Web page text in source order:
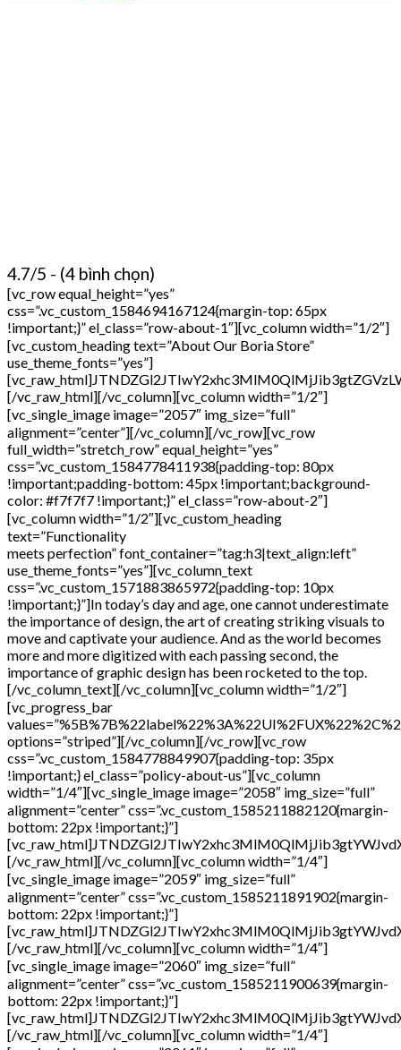
4.7/5 - (4 bình chọn)
[vc_row equal_height=”yes”
css=”.vc_custom_1584694167124{margin-top: 65px
!important;}” el_class=”row-about-1″][vc_column width=”1/2″]
[vc_custom_heading text=”About Our Boria Store”
use_theme_fonts=”yes”]
[/vc_raw_html][/vc_column][vc_column width=”1/2″]
[vc_single_image image=”2057″ img_size=”full”
alignment=”center”][/vc_column][/vc_row][vc_row
full_width=”stretch_row” equal_height=”yes”
css=”.vc_custom_1584778411938{padding-top: 80px
!important;padding-bottom: 45px !important;background-
color: #f7f7f7 !important;}” el_class=”row-about-2″]
[vc_column width=”1/2″][vc_custom_heading
text=”Functionality
meets perfection” font_container=”tag:h3|text_align:left” use_theme_fonts=”yes”][vc_column_text css=”.vc_custom_1571883865972{padding-top: 10px !important;}”]In today’s day and age, one cannot underestimate the importance of design, the art of creating striking visuals to move and captivate your audience. And as the world becomes more and more digitized with each passing second, the importance of graphic design has been rocketed to the top.[/vc_column_text][/vc_column][vc_column width=”1/2″][vc_progress_bar values=”%5B%7B%22label%22%3A%22UI%2FUX%22%2C%22value%22%3A%2275%22%2C%22color%22%3A%22custom%22%2C%22customcolor%22%3A%22%23ff4545%22%2C%22customtxtcolor%22%3A%22%23323232%22%7D%2C%7B%22label%22%3A%22Ideas%22%2C%22value%22%3A%2286%22%2C%22color%22%3A%22custom%22%2C%22customcolor%22%3A%22%23ff4545%22%2C%22customtxtcolor%22%3A%22%23323232%22%7D%2C%7B%22label%22%3A%22Design%22%2C%22value%22%3A%2297%22%2C%22color%22%3A%22custom%22%2C%22customcolor%22%3A%22%23ff4545%22%2C%22customtxtcolor%22%3A%22%23323232%22%7D%5D” options=”striped”][/vc_column][/vc_row][vc_row css=”.vc_custom_1584778849907{padding-top: 35px !important;} el_class=”policy-about-us”][vc_column width=”1/4″][vc_single_image image=”2058″ img_size=”full” alignment=”center” css=”.vc_custom_1585211882120{margin-bottom: 22px !important;}”][vc_raw_html]JTNDZGl2JTIwY2xhc3MlM0QlMjJib3gtYWJvdXQyJTIyJTNFJTBBJTNDaDQlM0VDcmVhdGl2ZSUyMEFsd2F5cyUzQyUyRmg0JTNFJTBBJTNDcCUzRVN0YXklMjBjcmVhdGl2ZSUyMHdpdGglMjBCaWxsZXklMjBhbmQlMjB0aGUlMjBodWdlJTIwY29sbGVjdGlvbiUyMG9mJTIwcHJlbWFkZSUyMGVsZW1lbnRzJTJDJTIwbGF5b3V0cyUyMCUyNiUyMGVmZmVjdHMuJTNDJTJGcCUzRSUwQSUzQyUyRmRpdiUzRQ==[/vc_raw_html][/vc_column][vc_column width=”1/4″][vc_single_image image=”2059″ img_size=”full” alignment=”center” css=”.vc_custom_1585211891902{margin-bottom: 22px !important;}”][vc_raw_html]JTNDZGl2JTIwY2xhc3MlM0QlMjJib3gtYWJvdXQyJTIyJTNFJTBBJTNDaDQlM0VFeHByZXNzJTIwQ3VzdG9taXphdGlvbiUzQyUyRmg0JTNFJTBBJTNDcCUzRUVhc3klMjB0byUyMGluc3RhbGwlMjBhbmQlMjBjb25maWd1cmUlMjB0aGUlMjB0aGVtZSUyMGN1c3RvbWl6YXRpb24lMjBpbiUyMGElMjBmZXclMjBjbGlja3MlMjB3aXRoJTIwQmlsbGV5JTJDJTIwb3VyJTIwY2FyZSUyMGZvciUyMGRldGFpbHMuJTNDJTJGcCUzRSUwQSUzQyUyRmRpdiUzRQ==[/vc_raw_html][/vc_column][vc_column width=”1/4″][vc_single_image image=”2060″ img_size=”full” alignment=”center” css=”.vc_custom_1585211900639{margin-bottom: 22px !important;}”][vc_raw_html]JTNDZGl2JTIwY2xhc3MlM0QlMjJib3gtYWJvdXQyJTIyJTNFJTBBJTNDaDQlM0VQcmVtaXVtJTIwSW50ZWdyYXRpb25zJTNDJTJGaDQlM0UlMEElM0NwJTNFSW50ZWdyYXRlZCUyMHByZW1pdW0lMjBwbHVnaW5zJTIwaW4lMjBCaWxsZXklMjBpcyUyMHRoZSUyMHNlY3JldCUyMHdlYXBvbiUyMGZvciUyMHlvdXIlMjBidXNpbmVzcyUyMHRvJTIwdGhyaXZlLiUzQyUyRnAlM0UlMEElM0MlMkZkaXYlM0U=[/vc_raw_html][/vc_column][vc_column width=”1/4″][vc_single_image image=”2061″ img_size=”full” alignment=”center” css=”.vc_custom_1585211911000{margin-bottom: 22px !important;}”][vc_raw_html]JTNDZGl2JTIwY2xhc3MlM0QlMjJib3gtYWJvdXQyJTIyJTNFJTBBJTNDaDQlM0VSZWFsLXRpbWUlMjBFZGl0aW5nJTNDJTJGaDQlM0UlMEElM0NwJTNFRWRpdCUyMHlvdXIlMjB3b3JrJTIwYW5kJTIwcHJldmlldyUyMHRoZSUyMGNoYW5nZXMlMjBvbiUyMHRoZSUyMHNjcmVlbiUyMGxpdmUlMjB3aXRoJTIwYWR2YW5jZWQlMjBwYWdlJTIwYnVpbGRlci4lM0MlMkZwJTNFJTBBJTNDJTJGZGl2JTNF[/vc_raw_html][/vc_column][/vc_row][vc_row full_width=”stretch_row” css=”.vc_custom_1584780292729{margin-bottom: 0px !important;padding-top: 80px !important;padding-bottom: 5px !important;background-color: #f8f8f8 !important;}” el_class=”about-leader row-about-4″][vc_column][vc_custom_heading text=”Meet Our Leaders” font_container=”tag:h3|text_align:center” use_theme_fonts=”yes” el_class=”box-leader-title”][vc_row_inner][vc_column_inner width=”1/4″ css=”.vc_custom_1584806252038{margin-bottom: 30px !important;}”][vc_single_image image=”1678″ img_size=”full” alignment=”center” css=”.vc_custom_1571889675568{margin-bottom: 23px !important;}”][vc_raw_html css=”.vc_custom_1584806260498{margin-bottom: 0px !important;}” el_class=”box-leader”]JTNDZGl2JTIwY2xhc3MlM0QlMjJib3gtbGVhZGVyLXRleHQlMjIlM0UlM0NiJTNFTXMuJTIwVmVyb25pY2ElM0MlMkZiJTNFJTBBJTNDcCUzRVdlYiUyMERlc2lnbmVyJTNDJTJGcCUzRSUwQSUzQyUyRmRpdiUzRSUwQSUwQSUzQ3VsJTIwY2xhc3MlM0QlMjJzb2NpYWwtbGVhZGVyJTIyJTNFJTBBJTBBJTNDbGklM0UlM0NhJTIwY2xhc3MlM0QlMjJmYWNlYm9vayUyMHNvY2lhbC1pY29uJTIyJTIwaHJlZiUzRCUyMmh0dHAlM0ElMkYlMkZ3d3cuZmFjZWJvb2suY29tJTJGcm9hZHRoZW1lcyUyRiUyMiUyMHRpdGxlJTNEJTIyRmFjZWJvb2slMjIlMjB0YXJnZXQlM0QlMjJfYmxhbmslMjIlM0UlM0NpJTIwY2xhc3MlM0QlMjJmYSUyMGZhLWZhY2Vib29rJTIyJTNFJTNDJTJGaSUzRSUzQyUyRmElM0UlM0MlMkZsaSUzRSUwQSUwQSUzQ2xpJTNFJTNDYSUyMGNsYXNzJTNEJTIydHdpdHRlciUyMHNvY2lhbC1pY29uJTIyJTIwaHJlZiUzRCUyMmh0dHAlM0ElMkYlMkZ3d3cudHdpdHRlci5jb20lMkZyb2FkdGhlbWVzJTIyJTIwdGl0bGUlM0QlMjJUd2l0dGVyJTIyJTIwdGFyZ2V0JTNEJTIyX2JsYW5rJTIyJTNFJTNDaSUyMGNsYXNzJTNEJTIyZmElMjBmYS10d2l0dGVyJTIyJTNFJTNDJTJGaSUzRSUzQyUyRmElM0UlM0MlMkZsaSUzRSUwQSUwQSUzQ2xpJTNFJTNDYSUyMGNsYXNzJTNEJTIyaW5zdGFncmFtJTIwc29jaWFsLWljb24lMjIlMjBocmVmJTNEJTIyaHR0cCUzQSUyRiUyRnd3dy5pbnN0YWdyYW0uY29tJTIyJTIwdGl0bGUlM0QlMjJJbnN0YWdyYW0lMjIlMjB0YXJnZXQlM0QlMjJfYmxhbmslMjIlM0UlM0NpJTIwY2xhc3MlM0QlMjJmYSUyMGZhLWluc3RhZ3JhbSUyMiUzRSUzQyUyRmklM0UlM0MlMkZhJTNFJTNDJTJGbGklM0UlMEElMEElM0NsaSUzRSUzQ2ElMjBjbGFzcyUzRCUyMmxpbmtlZGluJTIwc29jaWFsLWljb24lMjIlMjBocmVmJTNEJTIyaHR0cCUzQSUyRiUyRnd3dy5saW5rZWRpbi5jb20lMkZpbiUyRmtldmluLXNvYm8tMDgyODc4YjYlMjIlMjB0aXRsZSUzRCUyMkxpbmtlZGluJTIyJTIwdGFyZ2V0JTNEJTIyX2JsYW5rJTIyJTNFJTNDaSUyMGNsYXNzJTNEJTIyZmElMjBmYS1saW5rZWRpbiUyMiUzRSUzQyUyRmklM0UlM0MlMkZhJTNFJTNDJTJGbGklM0UlMEElMEElM0NsaSUzRSUzQ2ElMjBjbGFzcyUzRCUyMnJzcyUyMHNvY2lhbC1pY29uJTIyJTIwaHJlZiUzRCUyMmh0dHAlM0ElMkYlMkZ3d3cucnNzLmNvbSUyMiUyMHRpdGxlJTNEJTIyUnNzJTIyJTIwdGFyZ2V0JTNEJTIyX2JsYW5rJTIyJTNFJTNDaSUyMGNsYXNzJTNEJTIyZmElMjBmYS1yc3MlMjIlM0UlM0MlMkZpJTNFJTNDJTJGYSUzRSUzQyUyRmxpJTNFJTBBJTBBJTNDJTJGdWwlM0U=[/vc_raw_html][/vc_column_inner][vc_column_inner width=”1/4″ css=”.vc_custom_1584806268030{margin-bottom: 30px !important;}”][vc_single_image image=”1679″ img_size=”full” alignment=”center” css=”.vc_custom_1571889682817{margin-bottom: 23px !important;}”][vc_raw_html css=”.vc_custom_1584806273930{margin-bottom: 0px !important;}” el_class=”box-leader”]JTNDZGl2JTIwY2xhc3MlM0QlMjJib3gtbGVhZGVyLXRleHQlMjIlM0UlM0NiJTNFTWlzc2ElMjBTYW50b3MlM0MlMkZiJTNFJTBBJTNDcCUzRUNFTyUyMEZvdW5kZXIlM0MlMkZwJTNFJTBBJTNDJTJGZGl2JTNFJTBBJTBBJTNDdWwlMjBjbGFzcyUzRCUyMnNvY2lhbC1sZWFkZXIlMjIlM0UlMEElMEElM0NsaSUzRSUzQ2ElMjBjbGFzcyUzRCUyMmZhY2Vib29rJTIwc29jaWFsLWljb24lMjIlMjBocmVmJTNEJTIyaHR0cCUzQSUyRiUyRnd3dy5mYWNlYm9vay5jb20lMkZyb2FkdGhlbWVzJTJGJTIyJTIwdGl0bGUlM0QlMjJGYWNlYm9vayUyMiUyMHRhcmdldCUzRCUyMl9ibGFuayUyMiUzRSUzQ2klMjBjbGFzcyUzRCUyMmZhJTIwZmEtZmFjZWJvb2slMjIlM0UlM0MlMkZpJTNFJTNDJTJGYSUzRSUzQyUyRmxpJTNFJTBBJTBBJTNDbGklM0UlM0NhJTIwY2xhc3MlM0QlMjJ0d2l0dGVyJTIwc29jaWFsLWljb24lMjIlMjBocmVmJTNEJTIyaHR0cCUzQSUyRiUyRnd3dy50d2l0dGVyLmNvbSUyRnJvYWR0aGVtZXMlMjIlMjB0aXRsZSUzRCUyMlR3aXR0ZXIlMjIlMjB0YXJnZXQlM0QlMjJfYmxhbmslMjIlM0UlM0NpJTIwY2xhc3MlM0QlMjJmYSUyMGZhLXR3aXR0ZXIlMjIlM0UlM0MlMkZpJTNFJTNDJTJGYSUzRSUzQyUyRmxpJTNFJTBBJTBBJTNDbGklM0UlM0NhJTIwY2xhc3MlM0QlMjJpbnN0YWdyYW0lMjBzb2NpYWwtaWNvbiUyMiUyMGhyZWYlM0QlMjJodHRwJTNBJTJGJTJGd3d3Lmluc3RhZ3JhbS5jb20lMjIlMjB0aXRsZSUzRCUyMkluc3RhZ3JhbSUyMiUyMHRhcmdldCUzRCUyMl9ibGFuayUyMiUzRSUzQ2klMjBjbGFzcyUzRCUyMmZhJTIwZmEtaW5zdGFncmFtJTIyJTNFJTNDJTJGaSUzRSUzQyUyRmElM0UlM0MlMkZsaSUzRSUwQSUwQSUzQ2xpJTNFJTNDYSUyMGNsYXNzJTNEJTIybGlua2VkaW4lMjBzb2NpYWwtaWNvbiUyMiUyMGhyZWYlM0QlMjJodHRwJTNBJTJGJTJGd3d3LmxpbmtlZGluLmNvbSUyRmluJTJGa2V2aW4tc29iby0wODI4NzhiNiUyMiUyMHRpdGxlJTNEJTIyTGlua2VkaW4lMjIlMjB0YXJnZXQlM0QlMjJfYmxhbmslMjIlM0UlM0NpJTIwY2xhc3MlM0QlMjJmYSUyMGZhLWxpbmtlZGluJTIyJTNFJTNDJTJGaSUzRSUzQyUyRmElM0UlM0MlMkZsaSUzRSUwQSUwQSUzQ2xpJTNFJTNDYSUyMGNsYXNzJTNEJTIycnNzJTIwc29jaWFsLWljb24lMjIlMjBocmVmJTNEJTIyaHR0cCUzQSUyRiUyRnd3dy5yc3MuY29tJTIyJTIwdGl0bGUlM0QlMjJSc3MlMjIlMjB0YXJnZXQlM0QlMjJfYmxhbmslMjIlM0UlM0NpJTIwY2xhc3MlM0QlMjJmYSUyMGZhLXJzcyUyMiUzRSUzQyUyRmklM0UlM0MlMkZhJTNFJTNDJTJGbGklM0UlMEElMEElM0MlMkZ1bCUzRQ==[/vc_raw_html][/vc_column_inner][vc_column_inner width=”1/4″ css=”.vc_custom_1584806282154{margin-bottom: 30px !important;}”][vc_single_image image=”1680″ img_size=”full” alignment=”center” css=”.vc_custom_1571889689030{margin-bottom: 23px !important;}”][vc_raw_html css=”.vc_custom_1584806288124{margin-bottom: 0px !important;}” el_class=”box-leader”]JTNDZGl2JTIwY2xhc3MlM0QlMjJib3gtbGVhZGVyLXRleHQlMjIlM0UlM0NiJTNFTWlzc2ElMjBTYW50b3MlM0MlMkZiJTNFJTBBJTNDcCUzRUNoaWVmJTIwT3BlcmF0aW5nJTIwT2ZmaWNlciUzQyUyRnAlM0UlMEElM0MlMkZkaXYlM0UlMEElMEElM0N1bCUyMGNsYXNzJTNEJTIyc29jaWFsLWxlYWRlciUyMiUzRSUwQSUwQSUzQ2xpJTNFJTNDYSUyMGNsYXNzJTNEJTIyZmFjZWJvb2slMjBzb2NpYWwtaWNvbiUyMiUyMGhyZWYlM0QlMjJodHRwJTNBJTJGJTJGd3d3LmZhY2Vib29rLmNvbSUyRnJvYWR0aGVtZXMlMkYlMjIlMjB0aXRsZSUzRCUyMkZhY2Vib29rJTIyJTIwdGFyZ2V0JTNEJTIyX2JsYW5rJTIyJTNFJTNDaSUyMGNsYXNzJTNEJTIyZmElMjBmYS1mYWNlYm9vayUyMiUzRSUzQyUyRmklM0UlM0MlMkZhJTNFJTNDJTJGbGklM0UlMEElMEElM0NsaSUzRSUzQ2ElMjBjbGFzcyUzRCUyMnR3aXR0ZXIlMjBzb2NpYWwtaWNvbiUyMiUyMGhyZWYlM0QlMjJodHRwJTNBJTJGJTJGd3d3LnR3aXR0ZXIuY29tJTJGcm9hZHRoZW1lcyUyMiUyMHRpdGxlJTNEJTIyVHdpdHRlciUyMiUyMHRhcmdldCUzRCUyMl9ibGFuayUyMiUzRSUzQ2klMjBjbGFzcyUzRCUyMmZhJTIwZmEtdHdpdHRlciUyMiUzRSUzQyUyRmklM0UlM0MlMkZhJTNFJTNDJTJGbGklM0UlMEElMEElM0NsaSUzRSUzQ2ElMjBjbGFzcyUzRCUyMmluc3RhZ3JhbSUyMHNvY2lhbC1pY29uJTIyJTIwaHJlZiUzRCUyMmh0dHAlM0ElMkYlMkZ3d3cuaW5zdGFncmFtLmNvbSUyMiUyMHRpdGxlJTNEJTIySW5zdGFncmFtJTIyJTIwdGFyZ2V0JTNEJTIyX2JsYW5rJTIyJTNFJTNDaSUyMGNsYXNzJTNEJTIyZmElMjBmYS1pbnN0YWdyYW0lMjIlM0UlM0MlMkZpJTNFJTNDJTJGYSUzRSUzQyUyRmxpJTNFJTBBJTBBJTNDbGklM0UlM0NhJTIwY2xhc3MlM0QlMjJsaW5rZWRpbiUyMHNvY2lhbC1pY29uJTIyJTIwaHJlZiUzRCUyMmh0dHAlM0ElMkYlMkZ3d3cubGlua2VkaW4uY29tJTJGaW4lMkZrZXZpbi1zb2JvLTA4Mjg3OGI2JTIyJTIwdGl0bGUlM0QlMjJMaW5rZWRpbiUyMiUyMHRhcmdldCUzRCUyMl9ibGFuayUyMiUzRSUzQ2klMjBjbGFzcyUzRCUyMmZhJTIwZmEtbGlua2VkaW4lMjIlM0UlM0MlMkZpJTNFJTNDJTJGYSUzRSUzQyUyRmxpJTNFJTBBJTBBJTNDbGklM0UlM0NhJTIwY2xhc3MlM0QlMjJyc3MlMjBzb2NpYWwtaWNvbiUyMiUyMGhyZWYlM0QlMjJodHRwJTNBJTJGJTJGd3d3LnJzcy5jb20lMjIlMjB0aXRsZSUzRCUyMlJzcyUyMiUyMHRhcmdldCUzRCUyMl9ibGFuayUyMiUzRSUzQ2klMjBjbGFzcyUzRCUyMmZhJTIwZmEtcnNzJTIyJTNFJTNDJTJGaSUzRSUzQyUyRmElM0UlM0MlMkZsaSUzRSUwQSUwQSUzQyUyRnVsJTNF